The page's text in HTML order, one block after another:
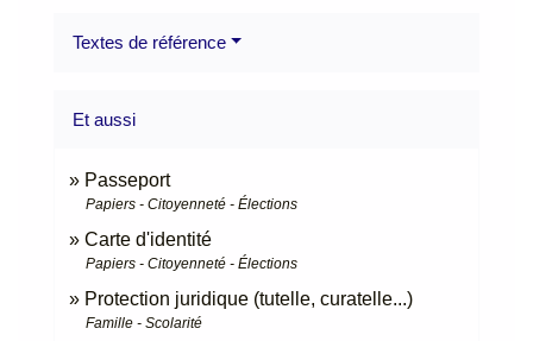
Textes de référence
Et aussi
Passeport
Papiers - Citoyenneté - Élections
Carte d'identité
Papiers - Citoyenneté - Élections
Protection juridique (tutelle, curatelle...)
Famille - Scolarité